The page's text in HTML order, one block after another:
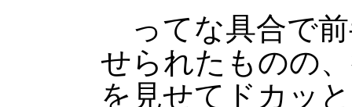
ってな具合で前
せられたものの
を見せてドカッ